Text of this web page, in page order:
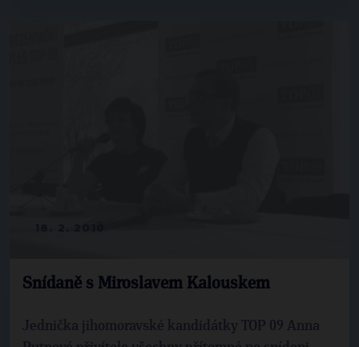
Snídaně s Miroslavem Kalouskem
Jednička jihomoravské kandidátky TOP 09 Anna